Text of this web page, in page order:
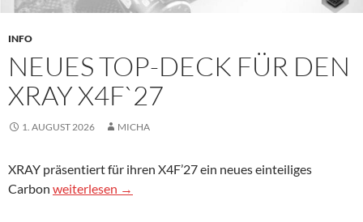
INFO
NEUES TOP-DECK FÜR DEN
XRAY X4F`27
1. AUGUST 2026 MICHA
XRAY präsentiert für ihren X4F’27 ein neues einteiliges
Carbon Neues Top-Deck für den Xray X4F`27
weiterlesen →